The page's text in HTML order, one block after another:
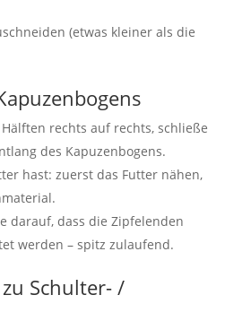
(etwas kleiner als die
rechts auf rechts, schließe
des Kapuzenbogens.
hast: zuerst das Futter nähen,
darauf, dass die Zipfelenden
werden – spitz zulaufend.
Schulter- /